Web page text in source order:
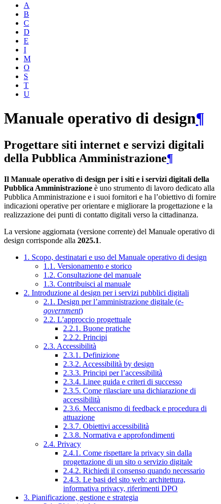
A
B
C
D
E
I
M
O
S
T
U
Manuale operativo di design¶
Progettare siti internet e servizi digitali
della Pubblica Amministrazione¶
Il Manuale operativo di design per i siti e i servizi digitali della
Pubblica Amministrazione è uno strumento di lavoro dedicato alla
Pubblica Amministrazione e i suoi fornitori e ha l’obiettivo di fornire
indicazioni operative per orientare e migliorare la progettazione e la
realizzazione dei punti di contatto digitali verso la cittadinanza.
La versione aggiornata (versione corrente) del Manuale operativo di
design corrisponde alla 2025.1.
1. Scopo, destinatari e uso del Manuale operativo di design
1.1. Versionamento e storico
1.2. Consultazione del manuale
1.3. Contribuisci al manuale
2. Introduzione al design per i servizi pubblici digitali
2.1. Design per l’amministrazione digitale (e-
government)
2.2. L’approccio progettuale
2.2.1. Buone pratiche
2.2.2. Principi
2.3. Accessibilità
2.3.1. Definizione
2.3.2. Accessibilità by design
2.3.3. Principi per l’accessibilità
2.3.4. Linee guida e criteri di successo
2.3.5. Come rilasciare una dichiarazione di
accessibilità
2.3.6. Meccanismo di feedback e procedura di
attuazione
2.3.7. Obiettivi accessibilità
2.3.8. Normativa e approfondimenti
2.4. Privacy
2.4.1. Come rispettare la privacy sin dalla
progettazione di un sito o servizio digitale
2.4.2. Richiedi il consenso quando necessario
2.4.3. Le basi del sito web: architettura,
informativa privacy, riferimenti DPO
3. Pianificazione, gestione e strategia